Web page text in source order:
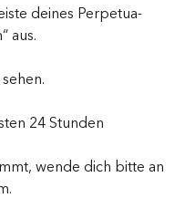
deines Perpetua-
aus.
24 Stunden
wende dich bitte an